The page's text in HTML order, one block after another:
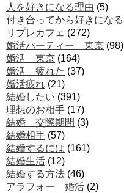
人を好きになる理由 (5)
付き合ってから好きになる
リプレカフェ (272)
婚活パーティー 東京 (98)
婚活 東京 (164)
婚活 疲れた (37)
婚活疲れ (21)
結婚したい (391)
理想のお相手 (17)
結婚 交際期間 (3)
結婚相手 (57)
結婚するには (161)
結婚生活 (12)
結婚する方法 (46)
アラフォー 婚活 (2)